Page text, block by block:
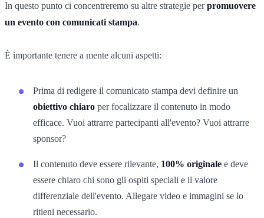
In questo punto ci concentreremo su altre strategie perpromuovere
un evento con comunicati stampa.
È importante tenere a mente alcuni aspetti:
Prima di redigere il comunicato stampa devi definire un
obiettivo chiaro per focalizzare il contenuto in modo
efficace. Vuoi attrarre partecipanti all'evento? Vuoi attrarre
sponsor?
Il contenuto deve essere rilevante, 100% originale e deve
essere chiaro chi sono gli ospiti speciali e il valore
differenziale dell'evento. Allegare video e immagini se lo
ritieni necessario.